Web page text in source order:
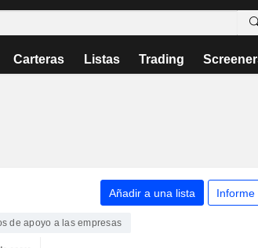
Carteras Listas Trading
Añadir a una lista Informe
de apoyo a las empresas